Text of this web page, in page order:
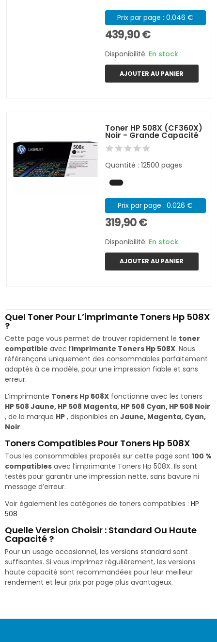
Prix par page : 0.046 €
439,90 €
Disponibilité: En stock
AJOUTER AU PANIER
Toner HP 508X (CF360X)
Noir - Grande Capacité
Quantité : 12500 pages
Prix par page : 0.026 €
319,90 €
Disponibilité: En stock
AJOUTER AU PANIER
Quel Toner Pour L’imprimante Toners Hp 508X
?
Cette page vous permet de trouver rapidement le toner
compatible avec l’imprimante Toners Hp 508X. Nous
référençons uniquement des consommables parfaitement
adaptés à ce modèle, pour une impression fiable et sans
erreur.
L’imprimante Toners Hp 508X fonctionne avec les toners
HP 508 Jaune, HP 508 Magenta, HP 508 Cyan, HP 508 Noir
, de la marque HP , disponibles en Jaune, Magenta, Cyan,
Noir.
Toners Compatibles Pour Toners Hp 508X
Tous les consommables proposés sur cette page sont 100 %
compatibles avec l’imprimante Toners Hp 508X. Ils sont
testés pour garantir une impression nette, sans bavure ni
message d’erreur.
Voir également les catégories de toners compatibles : HP
508
Quelle Version Choisir : Standard Ou Haute
Capacité ?
Pour un usage occasionnel, les versions standard sont
suffisantes. Si vous imprimez régulièrement, les versions
haute capacité sont recommandées pour leur meilleur
rendement et leur prix par page plus avantageux.